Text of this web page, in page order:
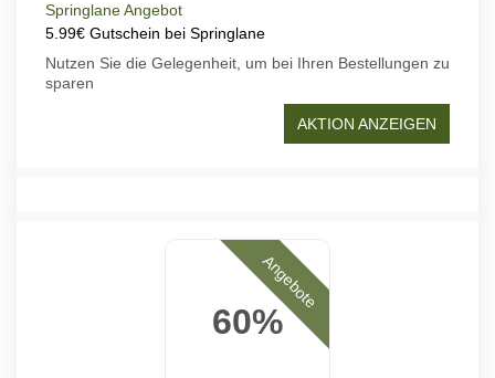
Springlane Angebot
5.99€ Gutschein bei Springlane
Nutzen Sie die Gelegenheit, um bei Ihren Bestellungen zu
sparen
AKTION ANZEIGEN
60%
Angebote